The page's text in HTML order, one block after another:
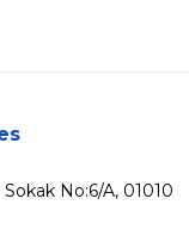
No:6/A, 01010